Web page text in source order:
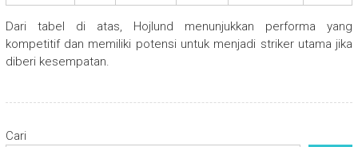
Dari tabel di atas, Hojlund menunjukkan performa yang
kompetitif dan memiliki potensi untuk menjadi striker utama jika
diberi kesempatan.
Cari